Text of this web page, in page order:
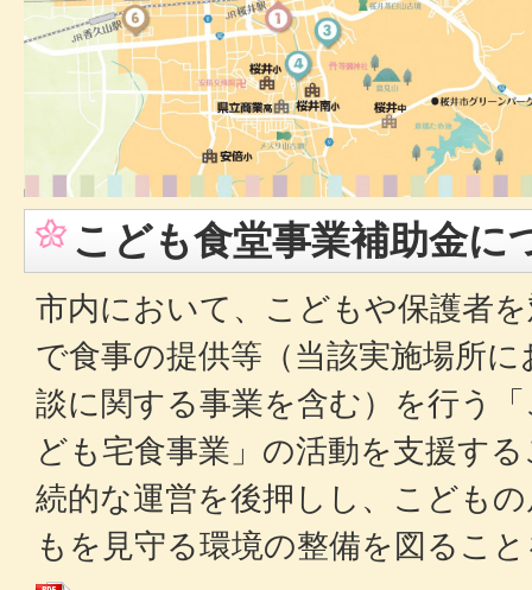
こども食堂事業補助金に
市内において、こどもや保護者
で食事の提供等（当該実施場所
談に関する事業を含む）を行う
ども宅食事業」の活動を支援す
続的な運営を後押しし、こども
もを見守る環境の整備を図るこ